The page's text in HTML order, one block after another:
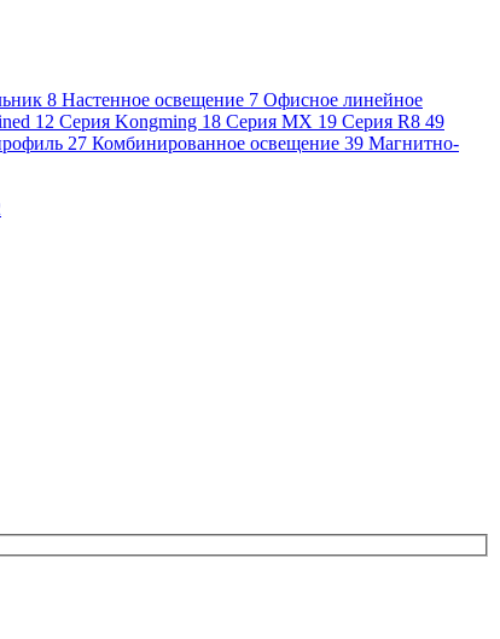
8 Настенное освещение 7 Офисное линейное
12 Серия Kongming 18 Серия MX 19 Серия R8 49
27 Комбинированное освещение 39 Магнитно-